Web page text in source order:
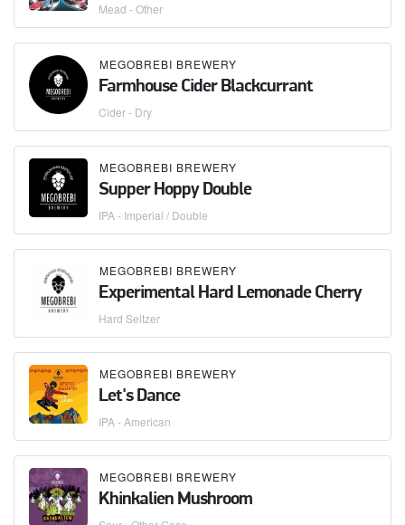
Mead - Other
MEGOBREBI BREWERY
Farmhouse Cider Blackcurrant
Cider - Dry
MEGOBREBI BREWERY
Supper Hoppy Double
IPA - Imperial / Double
MEGOBREBI BREWERY
Experimental Hard Lemonade Cherry
Hard Seltzer
MEGOBREBI BREWERY
Let's Dance
IPA - American
MEGOBREBI BREWERY
Khinkalien Mushroom